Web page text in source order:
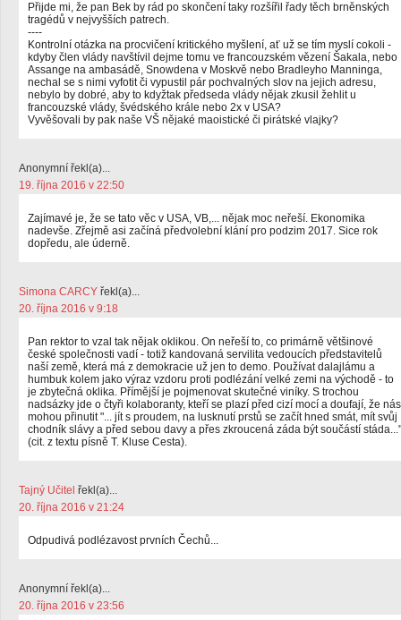
Přijde mi, že pan Bek by rád po skončení taky rozšířil řady těch brněnských
tragédů v nejvyšších patrech.
----
Kontrolní otázka na procvičení kritického myšlení, ať už se tím myslí cokoli -
kdyby člen vlády navštívil dejme tomu ve francouzském vězení Šakala, nebo
Assange na ambasádě, Snowdena v Moskvě nebo Bradleyho Manninga,
nechal se s nimi vyfotit či vypustil pár pochvalných slov na jejich adresu,
nebylo by dobré, aby to kdyžtak předseda vlády nějak zkusil žehlit u
francouzské vlády, švédského krále nebo 2x v USA?
Vyvěšovali by pak naše VŠ nějaké maoistické či pirátské vlajky?
Anonymní řekl(a)...
19. října 2016 v 22:50
Zajímavé je, že se tato věc v USA, VB,... nějak moc neřeší. Ekonomika
nadevše. Zřejmě asi začíná předvolební klání pro podzim 2017. Sice rok
dopředu, ale úderně.
Simona CARCY řekl(a)...
20. října 2016 v 9:18
Pan rektor to vzal tak nějak oklikou. On neřeší to, co primárně většinové
české společnosti vadí - totiž kandovaná servilita vedoucích představitelů
naší země, která má z demokracie už jen to demo. Používat dalajlámu a
humbuk kolem jako výraz vzdoru proti podlézání velké zemi na východě - to
je zbytečná oklika. Přímější je pojmenovat skutečné viníky. S trochou
nadsázky jde o čtyři kolaboranty, kteří se plazí před cizí mocí a doufají, že nás
mohou přinutit "... jít s proudem, na lusknutí prstů se začít hned smát, mít svůj
chodník slávy a před sebou davy a přes zkroucená záda být součástí stáda..."
(cit. z textu písně T. Kluse Cesta).
Tajný Učitel řekl(a)...
20. října 2016 v 21:24
Odpudivá podlézavost prvních Čechů...
Anonymní řekl(a)...
20. října 2016 v 23:56